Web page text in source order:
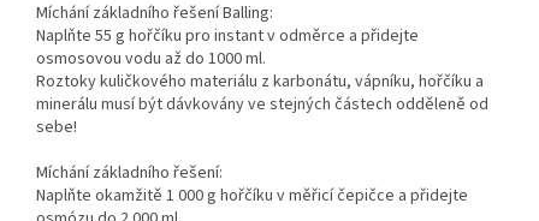
Míchání základního řešení Balling:
Naplňte 55 g hořčíku pro instant v odměrce a přidejte
osmosovou vodu až do 1000 ml.
Roztoky kuličkového materiálu z karbonátu, vápníku, hořčíku a
minerálu musí být dávkovány ve stejných částech odděleně od
sebe!
Míchání základního řešení:
Naplňte okamžitě 1 000 g hořčíku v měřicí čepičce a přidejte